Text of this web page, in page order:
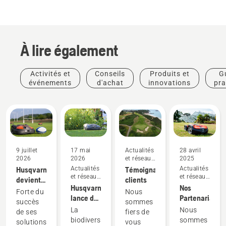
À lire également
Activités et
événements
Conseils
d'achat
Produits et
innovations
9 juillet
2026
Husqvarna
devient
le
fournisseur
officiel
du
Forte du
succès
de ses
solutions
17 mai
2026
Actualités
et réseaux
sociaux
Husqvarna
lance de
nouvelles
solutions
La
biodiversité
Actualités
et réseaux
sociaux
Témoignages
clients
Nous
sommes
fiers de
vous
28 avril
2025
Actualités
et réseaux
sociaux
Nos
Partenariats
Nous
sommes